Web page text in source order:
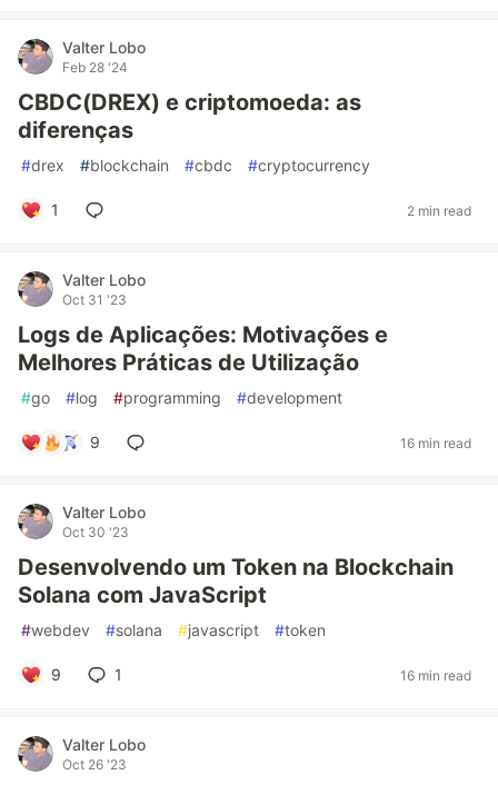
Valter Lobo
Feb 28 '24
CBDC(DREX) e criptomoeda: as
diferenças
#drex #blockchain #cbdc #cryptocurrency
1 2 min read
Valter Lobo
Oct 31 '23
Logs de Aplicações: Motivações e
Melhores Práticas de Utilização
#go #log #programming #development
9 16 min read
Valter Lobo
Oct 30 '23
Desenvolvendo um Token na Blockchain
Solana com JavaScript
#webdev #solana #javascript #token
9 1 16 min read
Valter Lobo
Oct 26 '23